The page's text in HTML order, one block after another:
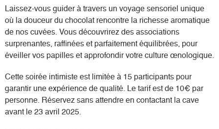
Laissez-vous guider à travers un voyage sensoriel unique
où la douceur du chocolat rencontre la richesse aromatique
de nos cuvées. Vous découvrirez des associations
surprenantes, raffinées et parfaitement équilibrées, pour
éveiller vos papilles et approfondir votre culture œnologique.
Cette soirée intimiste est limitée à 15 participants pour
garantir une expérience de qualité. Le tarif est de 10€ par
personne. Réservez sans attendre en contactant la cave
avant le 23 avril 2025.